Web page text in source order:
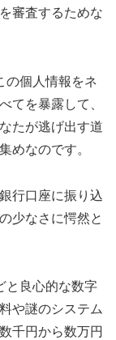
審査するためな
の個人情報をネ
てを暴露して、
たが逃げ出す道
めなのです。
行口座に振り込
少なさに愕然と
と良心的な数字
や謎のシステム
千円から数万円